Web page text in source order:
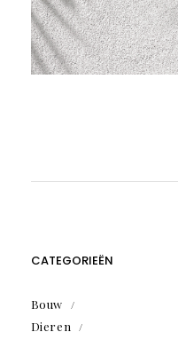
CATEGORIEËN
Bouw
Dieren